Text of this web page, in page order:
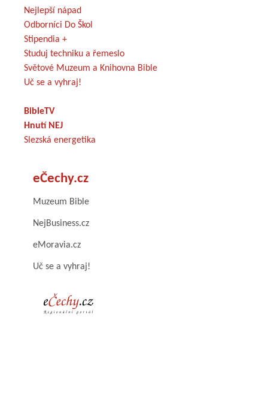
Nejlepší nápad
Odborníci Do Škol
Stipendia +
Studuj techniku a řemeslo
Světové Muzeum a Knihovna Bible
Uč se a vyhraj!
BibleTV
Hnutí NEJ
Slezská energetika
eČechy.cz
Muzeum Bible
NejBusiness.cz
eMoravia.cz
Uč se a vyhraj!